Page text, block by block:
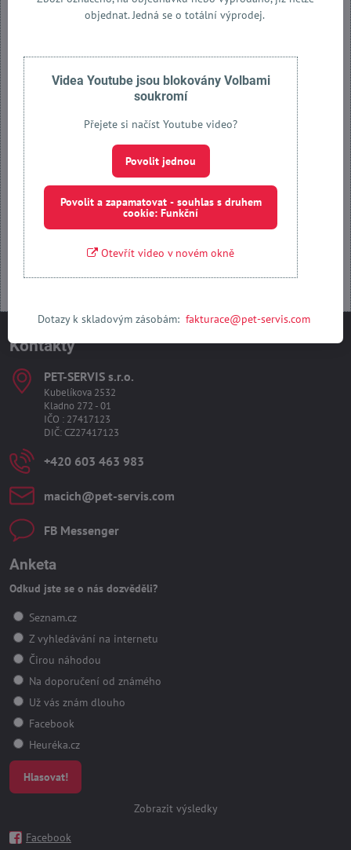
Externí obsah je blokován Volbami soukromí
Povolit jednou
Povolit a zapamatovat - souhlas s druhem cookie: Funkční
Otevřít obsah v novém okně
Kontakty
PET-SERVIS s​.r​.o​.
Kubelíkova 2532
Kladno 272 - 01
IČO : 27417123
DIČ: CZ27417123
+420 603 463 983
macich​@pet-servis​.com
FB Messenger
Anketa
Odkud jste se o nás dozvěděli?
Seznam.cz
Z vyhledávání na internetu
Čirou náhodou
Na doporučení od známého
Už vás znám dlouho
Facebook
Heuréka.cz
Hlasovat!
Zobrazit výsledky
Facebook
objednat. Jedná se o totální výprodej.
Videa Youtube jsou blokovány Volbami
soukromí
Přejete si načíst Youtube video?
Povolit jednou
Povolit a zapamatovat - souhlas s druhem
cookie: Funkční
Otevřít video v novém okně
Dotazy k skladovým zásobám:fakturace@pet-servis.com